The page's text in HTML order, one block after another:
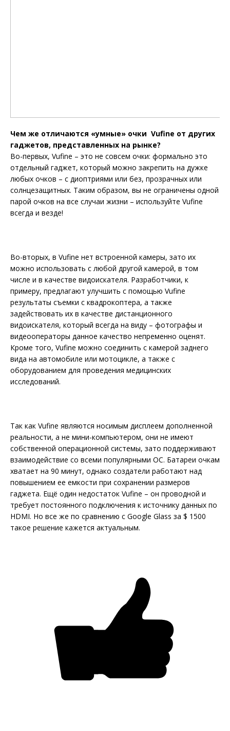
Чем же отличаются «умные» очки Vufine от других
гаджетов, представленных на рынке?
Во-первых, Vufine – это не совсем очки: формально это
отдельный гаджет, который можно закрепить на дужке
любых очков – с диоптриями или без, прозрачных или
солнцезащитных. Таким образом, вы не ограничены одной
парой очков на все случаи жизни – используйте Vufine
всегда и везде!
Во-вторых, в Vufine нет встроенной камеры, зато их
можно использовать с любой другой камерой, в том
числе и в качестве видоискателя. Разработчики, к
примеру, предлагают улучшить с помощью Vufine
результаты съемки с квадрокоптера, а также
задействовать их в качестве дистанционного
видоискателя, который всегда на виду – фотографы и
видеооператоры данное качество непременно оценят.
Кроме того, Vufine можно соединить с камерой заднего
вида на автомобиле или мотоцикле, а также с
оборудованием для проведения медицинских
исследований.
Так как Vufine являются носимым дисплеем дополненной
реальности, а не мини-компьютером, они не имеют
собственной операционной системы, зато поддерживают
взаимодействие со всеми популярными ОС. Батареи очкам
хватает на 90 минут, однако создатели работают над
повышением ее емкости при сохранении размеров
гаджета. Ещё один недостаток Vufine – он проводной и
требует постоянного подключения к источнику данных по
HDMI. Но все же по сравнению с Google Glass за $ 1500
такое решение кажется актуальным.